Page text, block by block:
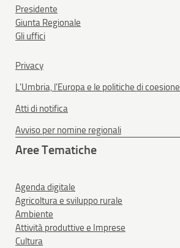
Presidente
Giunta Regionale
Gli uffici
Privacy
L'Umbria, l'Europa e le politiche di coesione
Atti di notifica
Avviso per nomine regionali
Aree Tematiche
Agenda digitale
Agricoltura e sviluppo rurale
Ambiente
Attività produttive e Imprese
Cultura